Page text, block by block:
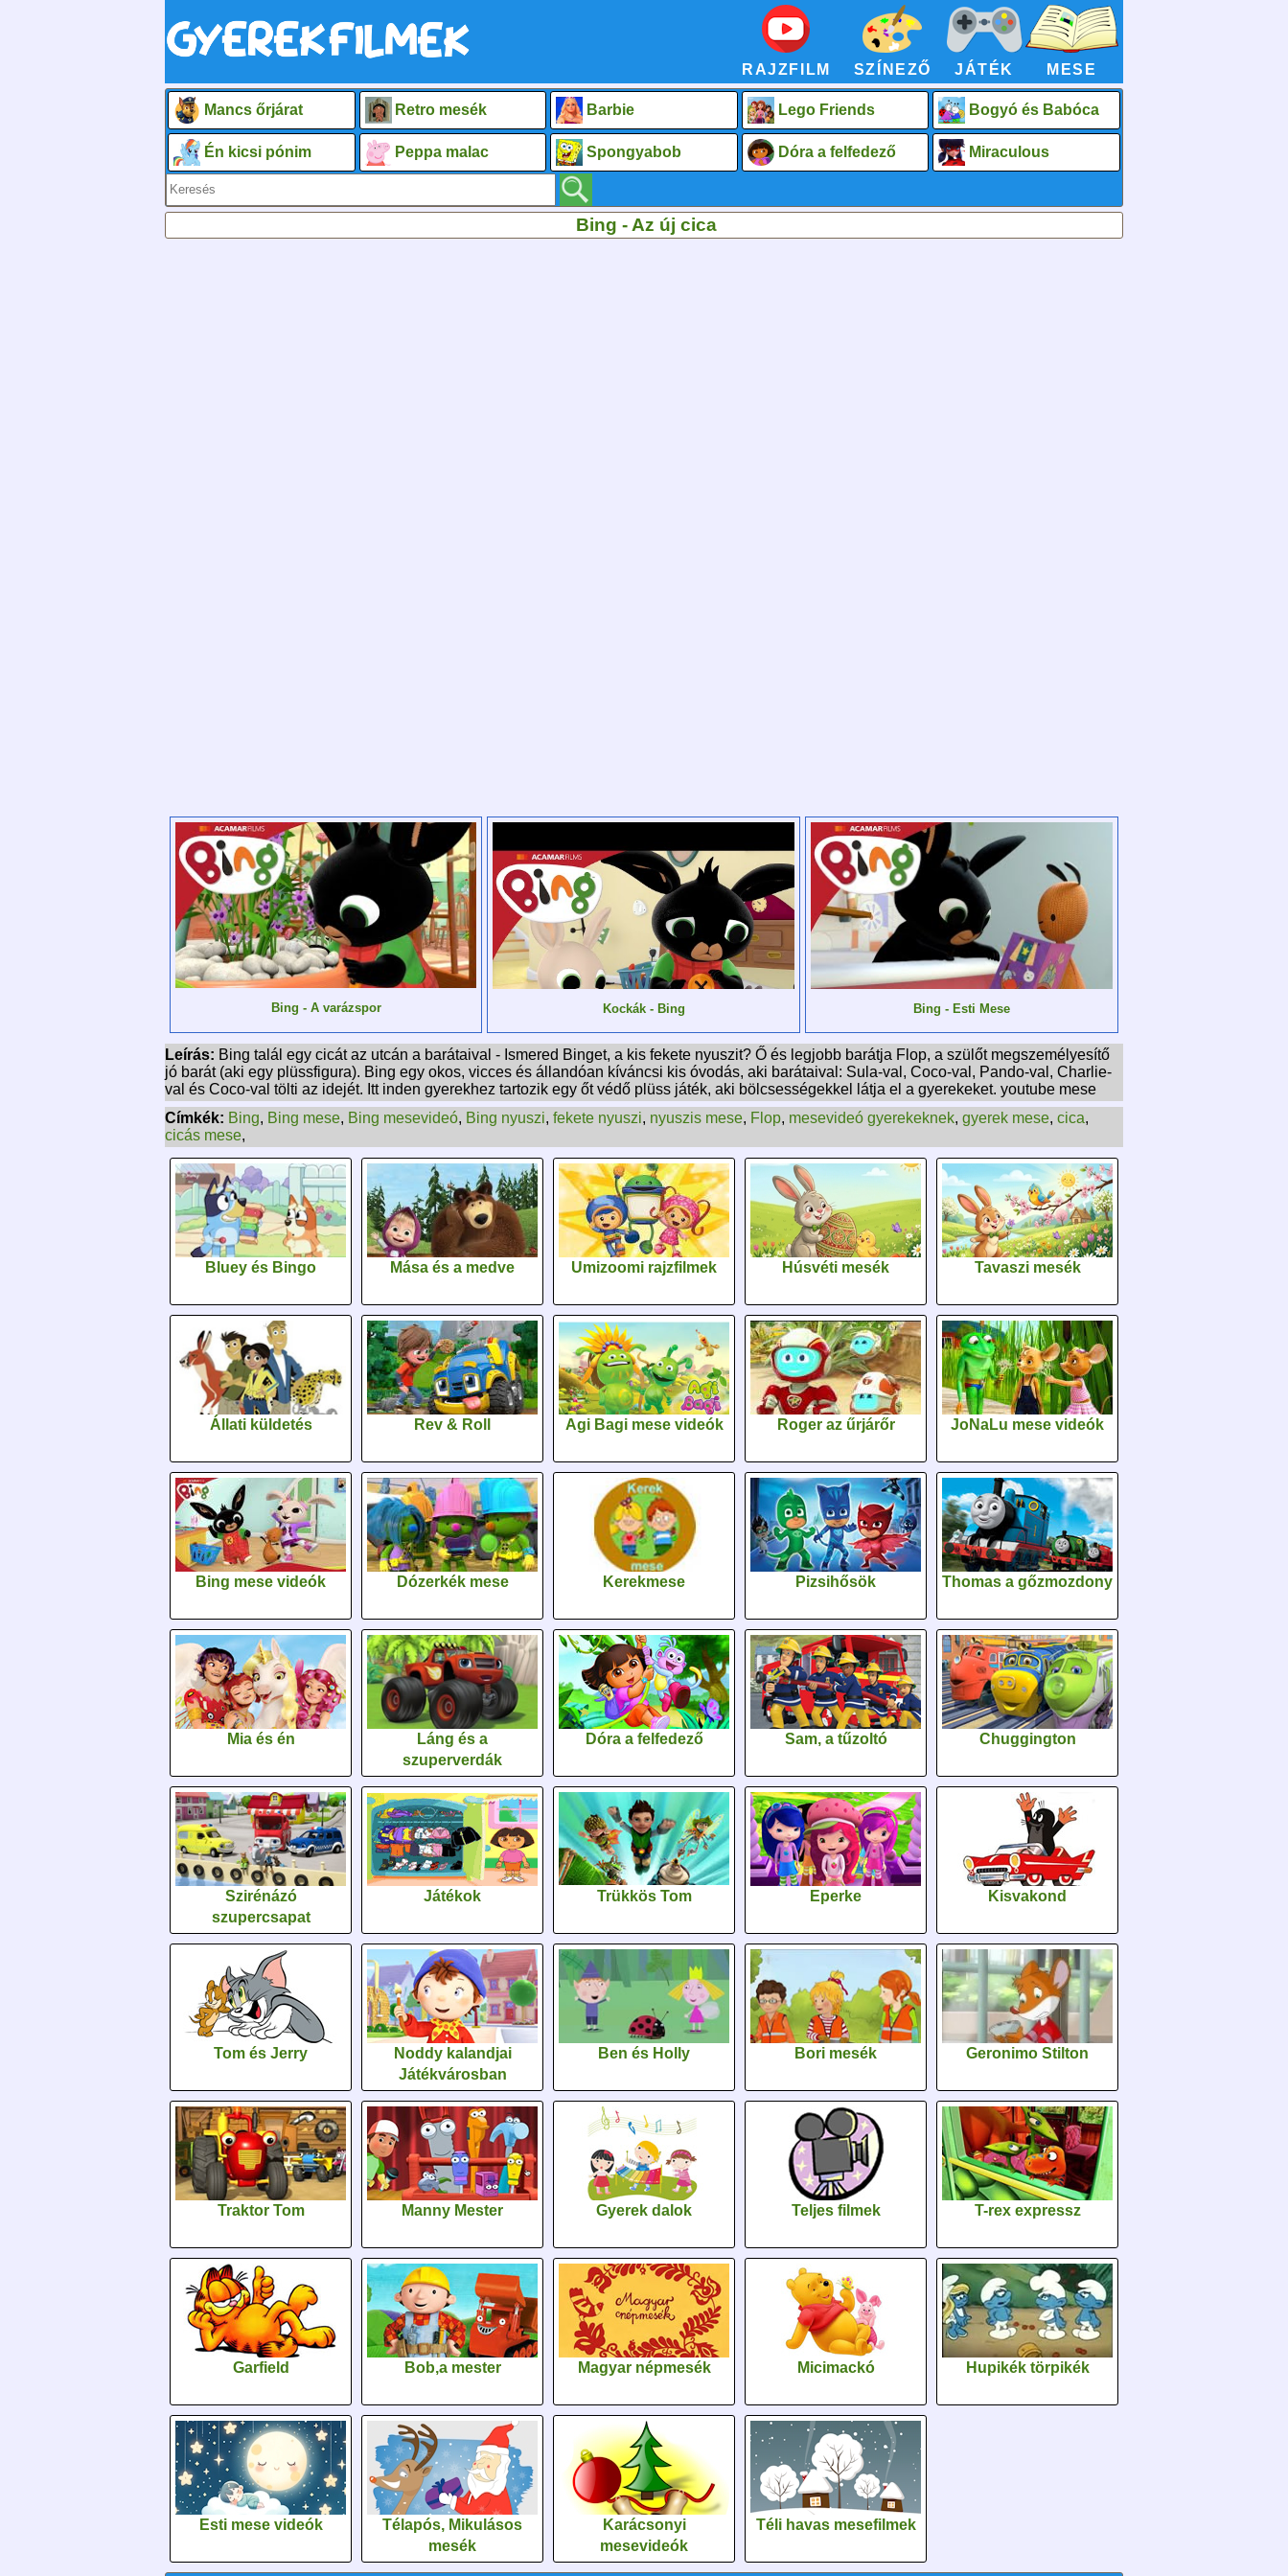
RAJZFILM SZÍNEZŐ JÁTÉK MESE
Mancs őrjárat Retro mesék Barbie Lego Friends Bogyó és Babóca
Én kicsi pónim Peppa malac Spongyabob Dóra a felfedező Miraculous
Bing - Az új cica
Bing - A varázspor Kockák - Bing Bing - Esti Mese
Leírás: Bing talál egy cicát az utcán a barátaival - Ismered Binget, a kis fekete nyuszit? Ő és legjobb barátja Flop, a szülőt megszemélyesítő
jó barát (aki egy plüssfigura). Bing egy okos, vicces és állandóan kíváncsi kis óvodás, aki barátaival: Sula-val, Coco-val, Pando-val, Charlie-
val és Coco-val tölti az idejét. Itt inden gyerekhez tartozik egy őt védő plüss játék, aki bölcsességekkel látja el a gyerekeket. youtube mese
Címkék: Bing, Bing mese, Bing mesevideó, Bing nyuszi, fekete nyuszi, nyuszis mese, Flop, mesevideó gyerekeknek, gyerek mese, cica,
cicás mese,
Bluey és Bingo Mása és a medve Umizoomi rajzfilmek Húsvéti mesék Tavaszi mesék
Állati küldetés Rev & Roll Agi Bagi mese videók Roger az űrjárőr JoNaLu mese videók
Bing mese videók Dózerkék mese Kerekmese Pizsihősök Thomas a gőzmozdony
Mia és én
Láng és a
szuperverdák
Dóra a felfedező Sam, a tűzoltó Chuggington
Szirénázó
szupercsapat
Játékok Trükkös Tom Eperke Kisvakond
Tom és Jerry
Noddy kalandjai
Játékvárosban
Ben és Holly Bori mesék Geronimo Stilton
Traktor Tom Manny Mester Gyerek dalok Teljes filmek T-rex expressz
Garfield Bob,a mester Magyar népmesék Micimackó Hupikék törpikék
Esti mese videók
Télapós, Mikulásos
mesék
Karácsonyi
mesevideók
Téli havas mesefilmek